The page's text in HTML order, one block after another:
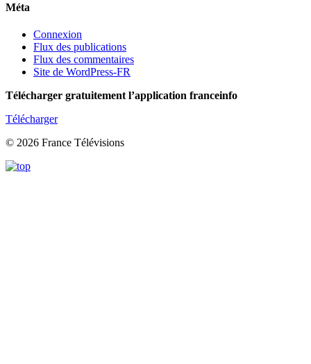
Méta
Connexion
Flux des publications
Flux des commentaires
Site de WordPress-FR
Télécharger gratuitement l’application franceinfo
Télécharger
© 2026 France Télévisions